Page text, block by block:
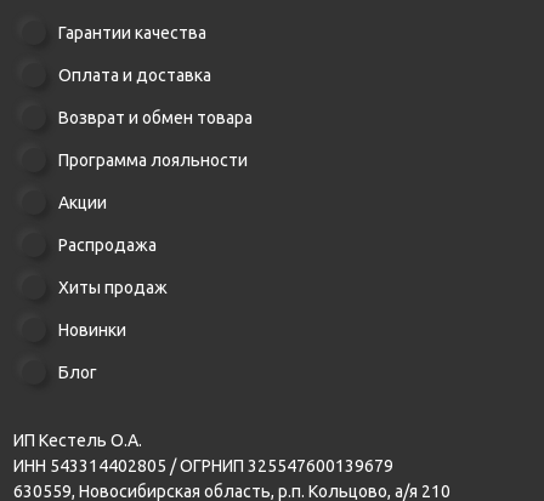
Гарантии качества
Оплата и доставка
Возврат и обмен товара
Программа лояльности
Акции
Распродажа
Хиты продаж
Новинки
Блог
ИП Кестель О.А.
ИНН 543314402805 / ОГРНИП 325547600139679
630559, Новосибирская область, р.п. Кольцово, а/я 210